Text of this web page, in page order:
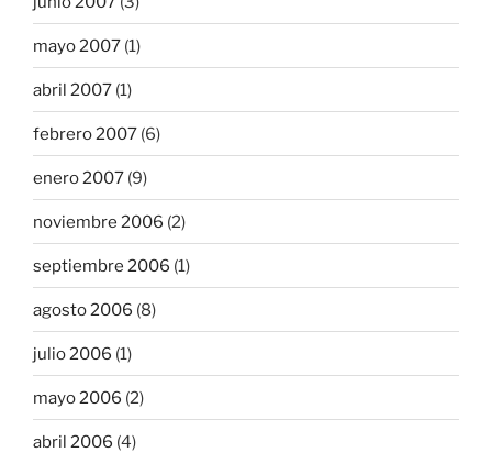
mayo 2007 (1)
abril 2007 (1)
febrero 2007 (6)
enero 2007 (9)
noviembre 2006 (2)
septiembre 2006 (1)
agosto 2006 (8)
julio 2006 (1)
mayo 2006 (2)
abril 2006 (4)